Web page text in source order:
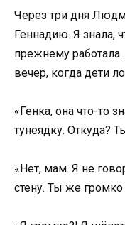
Через три дня
Геннадию. Я знала,
прежнему
вечер, когда дети
«Генка, она что-то
тунеядку. Откуда?
«Нет, мам. Я не
стену. Ты же